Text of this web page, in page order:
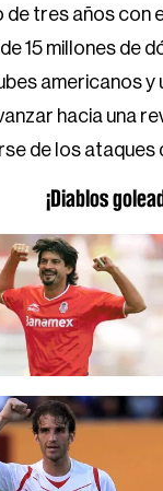
tres años con
15 millones de
americanos
hacia una
de los ataques
¡Diablos